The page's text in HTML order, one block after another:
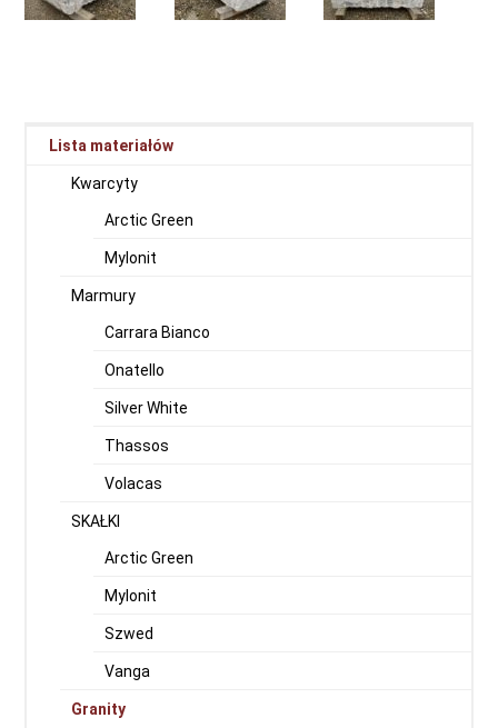
Lista materiałów
Kwarcyty
Arctic Green
Mylonit
Marmury
Carrara Bianco
Onatello
Silver White
Thassos
Volacas
SKAŁKI
Arctic Green
Mylonit
Szwed
Vanga
Granity